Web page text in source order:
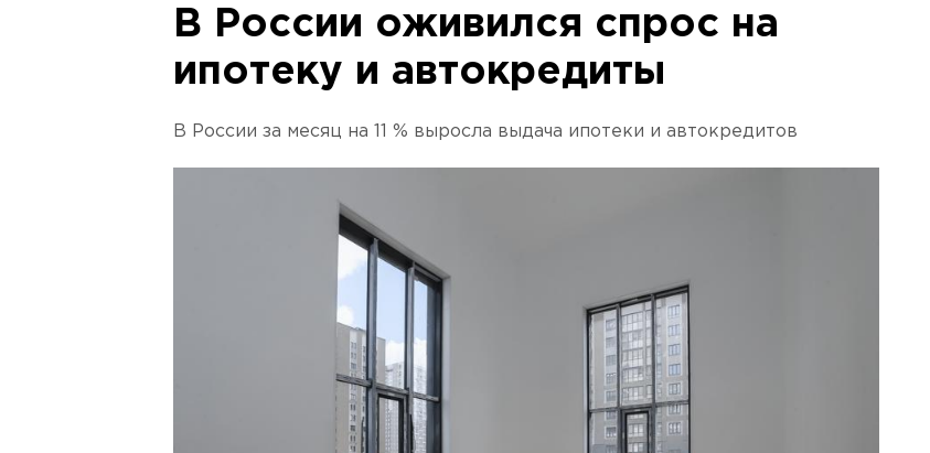
В России оживился спрос на
ипотеку и автокредиты
В России за месяц на 11 % выросла выдача ипотеки и автокредитов